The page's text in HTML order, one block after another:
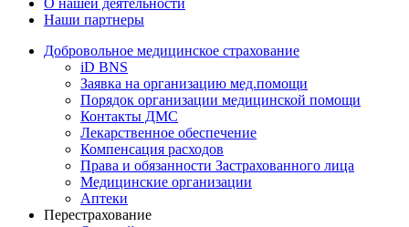
Наши партнеры
Добровольное медицинское страхование
iD BNS
Заявка на организацию мед.помощи
Порядок организации медицинской помощи
Контакты ДМС
Лекарственное обеспечение
Компенсация расходов
Права и обязанности Застрахованного лица
Медицинские организации
Аптеки
Перестрахование